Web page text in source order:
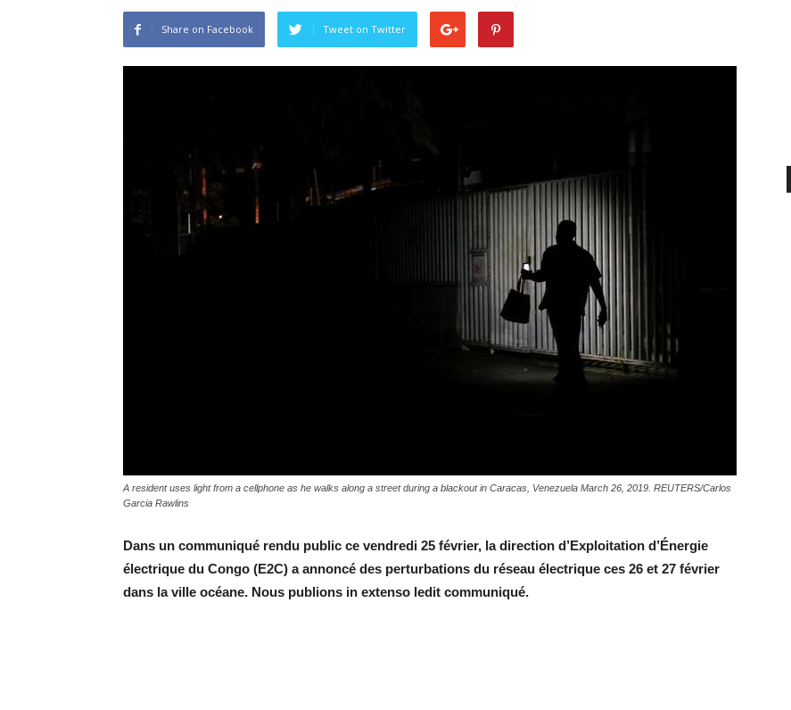
Share on Facebook Tweet on Twitter
A resident uses light from a cellphone as he walks along a street during a blackout in Caracas, Venezuela March 26, 2019. REUTERS/Carlos
Garcia Rawlins
Dans un communiqué rendu public ce vendredi 25 février, la direction d’Exploitation d’Énergie
électrique du Congo (E2C) a annoncé des perturbations du réseau électrique ces 26 et 27 février
dans la ville océane. Nous publions in extenso ledit communiqué.